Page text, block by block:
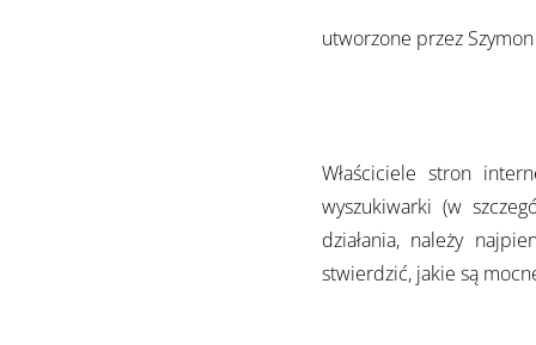
utworzone przez
Właściciele stron
wyszukiwarki (w
działania, należy
stwierdzić, jakie są